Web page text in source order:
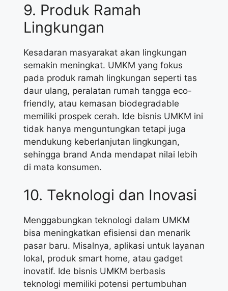
9. Produk Ramah
Lingkungan
Kesadaran masyarakat akan lingkungan
semakin meningkat. UMKM yang fokus
pada produk ramah lingkungan seperti tas
daur ulang, peralatan rumah tangga eco-
friendly, atau kemasan biodegradable
memiliki prospek cerah. Ide bisnis UMKM ini
tidak hanya menguntungkan tetapi juga
mendukung keberlanjutan lingkungan,
sehingga brand Anda mendapat nilai lebih
di mata konsumen.
10. Teknologi dan Inovasi
Menggabungkan teknologi dalam UMKM
bisa meningkatkan efisiensi dan menarik
pasar baru. Misalnya, aplikasi untuk layanan
lokal, produk smart home, atau gadget
inovatif. Ide bisnis UMKM berbasis
teknologi memiliki potensi pertumbuhan